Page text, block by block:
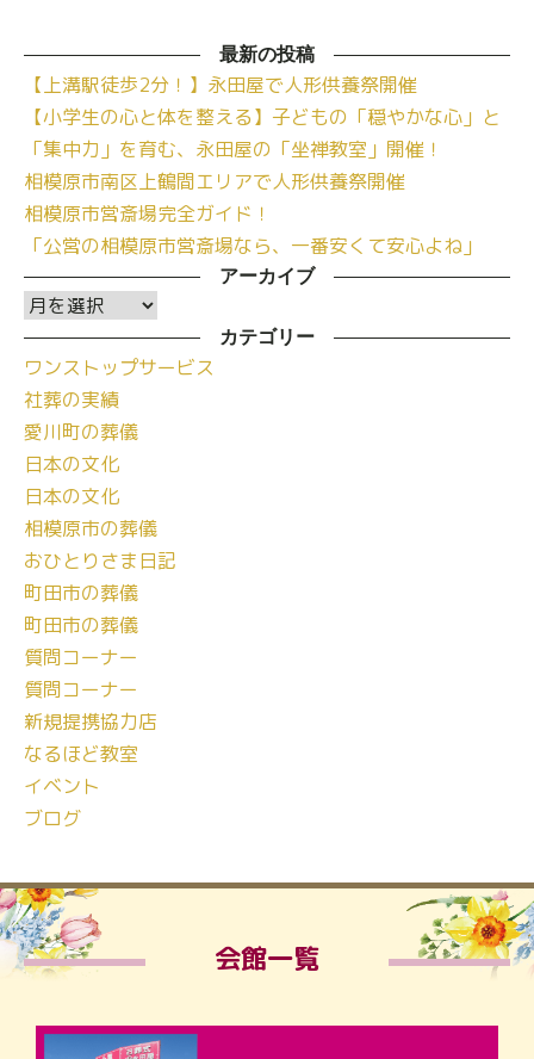
最新の投稿
【上溝駅徒歩2分！】永田屋で人形供養祭開催
【小学生の心と体を整える】子どもの「穏やかな心」と
「集中力」を育む、永田屋の「坐禅教室」開催！
相模原市南区上鶴間エリアで人形供養祭開催
相模原市営斎場完全ガイド！
「公営の相模原市営斎場なら、一番安くて安心よね」
アーカイブ
ア
ー
カ
イ
ブ
カテゴリー
ワンストップサービス
社葬の実績
愛川町の葬儀
日本の文化
日本の文化
相模原市の葬儀
おひとりさま日記
町田市の葬儀
町田市の葬儀
質問コーナー
質問コーナー
新規提携協力店
なるほど教室
イベント
ブログ
会館一覧